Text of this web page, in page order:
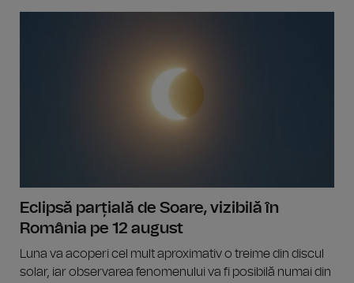
Eclipsă parțială de Soare, vizibilă în
România pe 12 august
Luna va acoperi cel mult aproximativ o treime din discul
solar, iar observarea fenomenului va fi posibilă numai din